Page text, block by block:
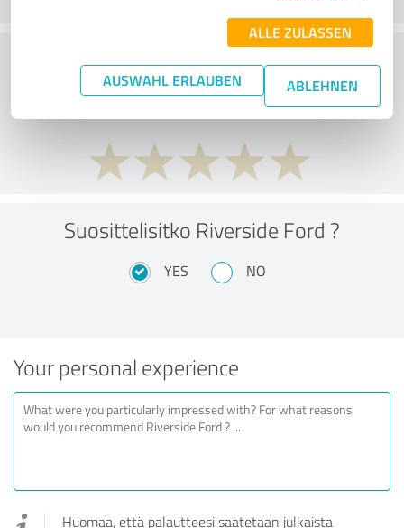
ALLE ZULASSEN
AUSWAHL ERLAUBEN ABLEHNEN
What do you think of the price to
performance ratio?
Suosittelisitko Riverside Ford ?
YES NO
Your personal experience
Huomaa, että palautteesi saatetaan julkaista